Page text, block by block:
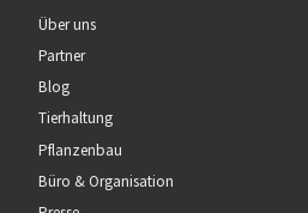
Über uns
Partner
Blog
Tierhaltung
Pflanzenbau
Büro & Organisation